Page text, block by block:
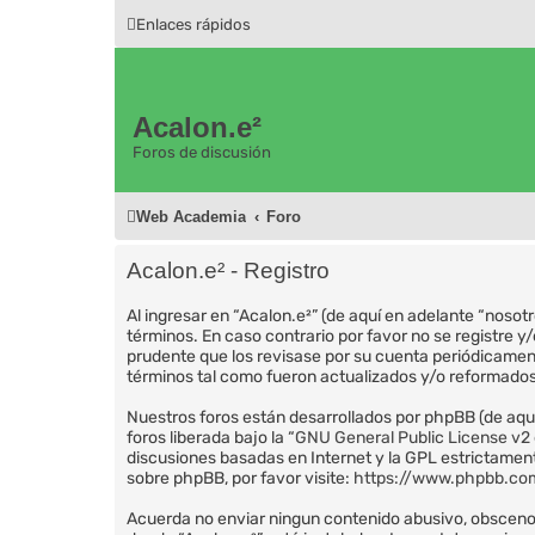
Enlaces rápidos
Acalon.e²
Foros de discusión
Web Academia Foro
Acalon.e² - Registro
Al ingresar en “Acalon.e²” (de aquí en adelante
términos. En caso contrario por favor no se registre
prudente que los revisase por su cuenta
términos tal como fueron actualizados y/o
Nuestros foros están desarrollados por phpBB (de
foros liberada bajo la “GNU General Public License v2
discusiones basadas en Internet y la GPL
sobre phpBB, por favor visite: https://
Acuerda no enviar ningun contenido abusivo,